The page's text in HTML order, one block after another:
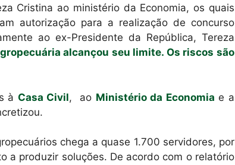
Cristina ao ministério da Economia, os quais
autorização para a realização de concurso
ao ex-Presidente da República, Tereza
alcançou seu limite. Os riscos são
à Casa Civil, ao Ministério da Economia e a
chega a quase 1.700 servidores, por
a produzir soluções. De acordo com o relatório